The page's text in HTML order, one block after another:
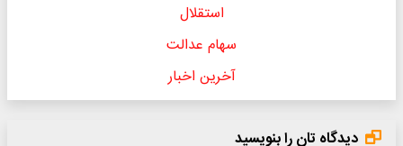
استقلال
سهام عدالت
آخرین اخبار
دیدگاه تان را بنویسید